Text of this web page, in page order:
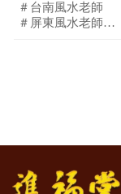
＃台南風水老師
＃屏東風水老師